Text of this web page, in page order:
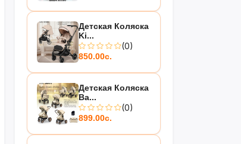
Детская Коляска
Ki...
(0)
850.00с.
Детская Коляска
Ba...
(0)
899.00с.